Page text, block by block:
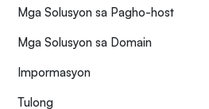
Mga Solusyon sa Pagho-host
Mga Solusyon sa Domain
Impormasyon
Tulong